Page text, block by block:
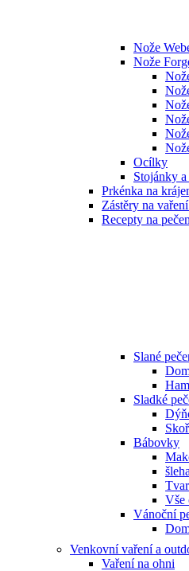
Nože
Nože
Ocílky
Stojánky
Prkénka na
Zástěry na
Recepty na
Slané
Sladké
Bábovky
Vše
Vánoční
Venkovní vaření a
Vaření na ohni